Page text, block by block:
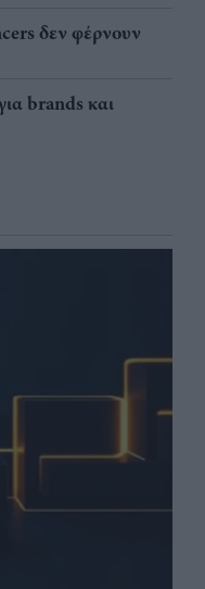
δεν φέρνουν
brands και